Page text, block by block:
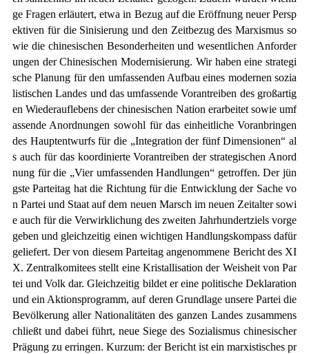
ge Fragen erläutert, etwa in Bezug auf die Eröffnung neuer Persp
ektiven für die Sinisierung und den Zeitbezug des Marxismus so
wie die chinesischen Besonderheiten und wesentlichen Anforder
ungen der Chinesischen Modernisierung. Wir haben eine strategi
sche Planung für den umfassenden Aufbau eines modernen sozia
listischen Landes und das umfassende Vorantreiben des großartig
en Wiederauflebens der chinesischen Nation erarbeitet sowie umf
assende Anordnungen sowohl für das einheitliche Voranbringen
des Hauptentwurfs für die „Integration der fünf Dimensionen“ al
s auch für das koordinierte Vorantreiben der strategischen Anord
nung für die „Vier umfassenden Handlungen“ getroffen. Der jün
gste Parteitag hat die Richtung für die Entwicklung der Sache vo
n Partei und Staat auf dem neuen Marsch im neuen Zeitalter sowi
e auch für die Verwirklichung des zweiten Jahrhundertziels vorge
geben und gleichzeitig einen wichtigen Handlungskompass dafür
geliefert. Der von diesem Parteitag angenommene Bericht des XI
X. Zentralkomitees stellt eine Kristallisation der Weisheit von Par
tei und Volk dar. Gleichzeitig bildet er eine politische Deklaration
und ein Aktionsprogramm, auf deren Grundlage unsere Partei die
Bevölkerung aller Nationalitäten des ganzen Landes zusammens
chließt und dabei führt, neue Siege des Sozialismus chinesischer
Prägung zu erringen. Kurzum: der Bericht ist ein marxistisches pr